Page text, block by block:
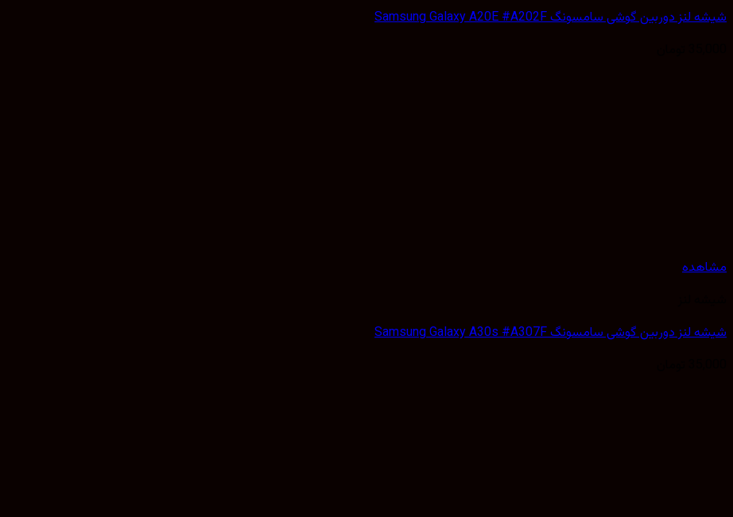
شیشه لنز دوربین گوشی سامسونگ Samsung Galaxy A20E #A202F
مشاهده
شیشه لنز دوربین گوشی سامسونگ Samsung Galaxy A30s #A307F